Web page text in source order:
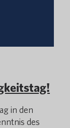
in den
des